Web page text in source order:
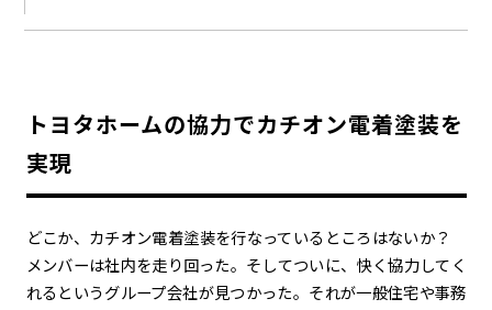
トヨタホームの協力でカチオン電着塗装を
実現
どこか、カチオン電着塗装を行なっているところはないか？
メンバーは社内を走り回った。そしてついに、快く協力してく
れるというグループ会社が見つかった。それが一般住宅や事務